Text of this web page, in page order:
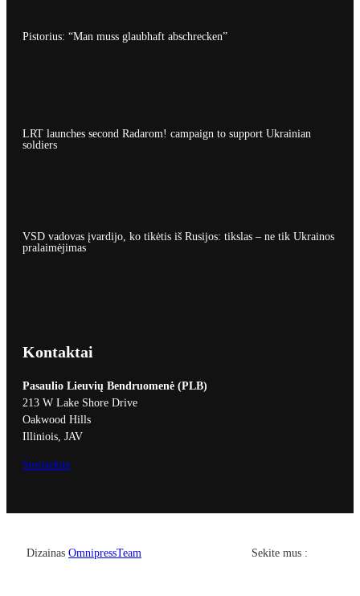
Pistorius: “Man muss glaubhaft abschrecken”
LRT launches second Radarom! campaign to support Ukrainian
soldiers
VSD vadovas įvardijo, ko tikėtis iš Rusijos: tikslas – ne tik Ukrainos
pralaimėjimas
Kontaktai
Pasaulio Lieuvių Bendruomenė (PLB)
213 W Lake Shore Drive
Oakwood Hills
Illiniois, JAV
Susisiekite
Dizainas OmnipressTeam Sekite mus :